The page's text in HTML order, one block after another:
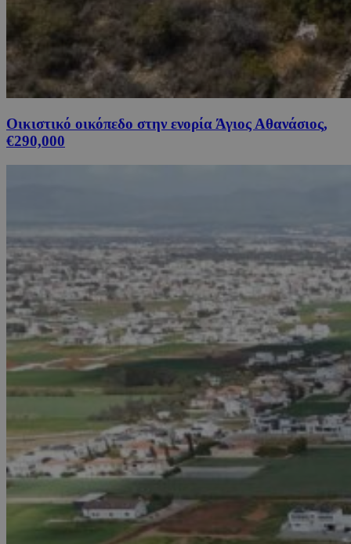
Οικιστικό οικόπεδο στην ενορία Άγιος Αθανάσιος,
€290,000